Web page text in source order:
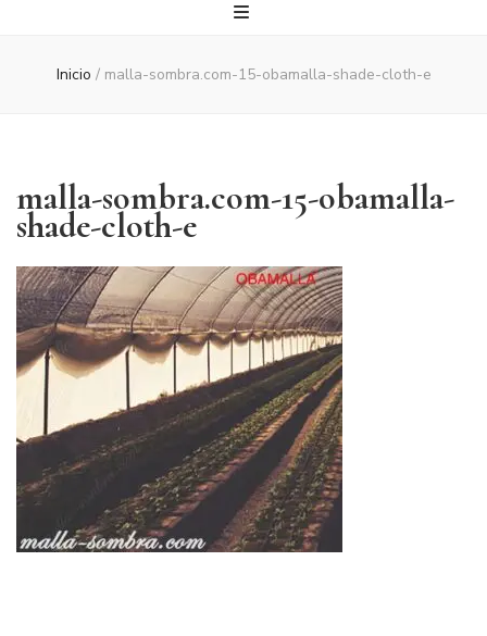
Inicio / malla-sombra.com-15-obamalla-shade-cloth-e
malla-sombra.com-15-obamalla-
shade-cloth-e